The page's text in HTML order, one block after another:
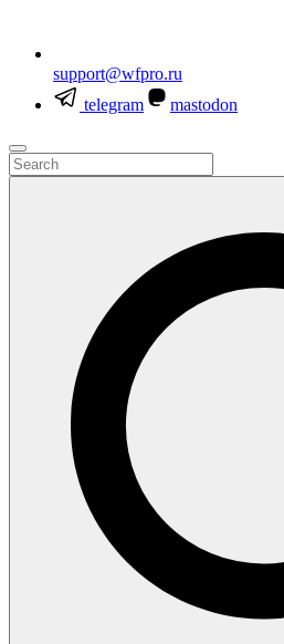
support@wfpro.ru
telegram
mastodon